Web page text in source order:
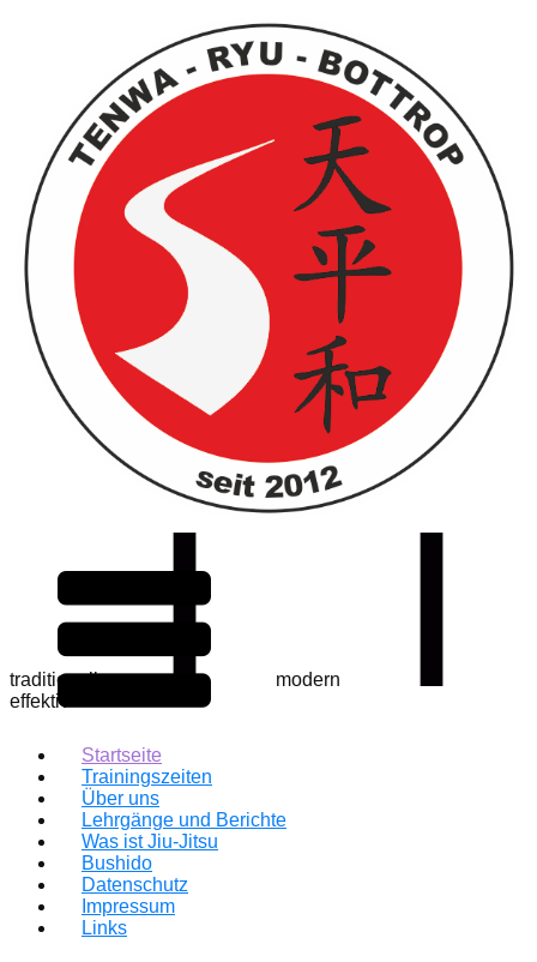
traditionell
modern ​
effektiv
Startseite
Trainingszeiten
Über uns
Lehrgänge und Berichte
Was ist Jiu-Jitsu
Bushido
Datenschutz
Impressum
Links